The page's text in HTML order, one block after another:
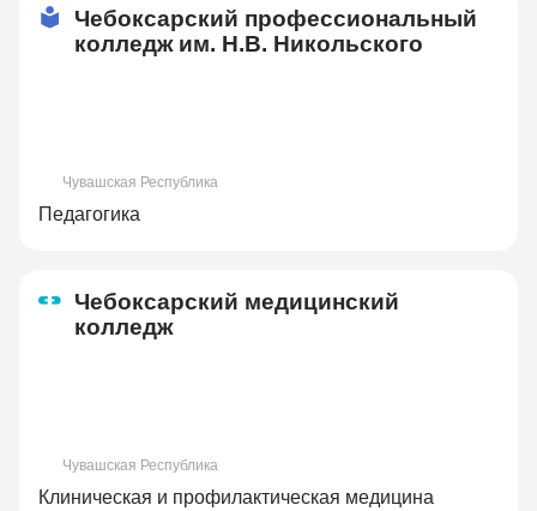
Чебоксарский профессиональный
колледж им. Н.В. Никольского
Чувашская Республика
Педагогика
Чебоксарский медицинский
колледж
Чувашская Республика
Клиническая и профилактическая медицина